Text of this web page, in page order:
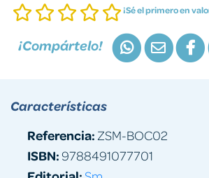
¡Sé el primero en
¡Compártelo!
Características
Referencia: ZSM-BOC02
ISBN:9788491077701